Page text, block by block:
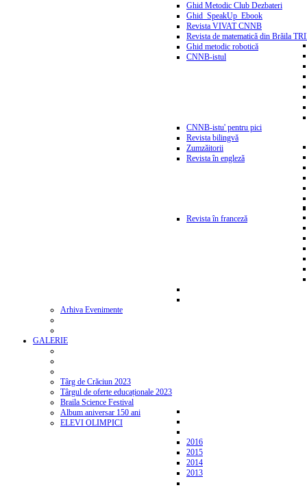
Ghid Metodic Club Dezbateri
Ghid_SpeakUp_Ebook
Revista VIVAT CNNB
Revista de matematică din Brăila
Ghid metodic robotică
CNNB-istul
CNNB-istu' pentru pici
Revista bilingvă
Zumzăitorii
Revista în engleză
Revista în franceză
Arhiva Evenimente
GALERIE
Târg de Crăciun 2023
Târgul de oferte educaționale 2023
Braila Science Festival
Album aniversar 150 ani
ELEVI OLIMPICI
2016
2015
2014
2013